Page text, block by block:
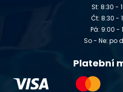
St: 8:30 -
Čt: 8:30 -
Pá: 9:00 -
So - Ne: po
Platební